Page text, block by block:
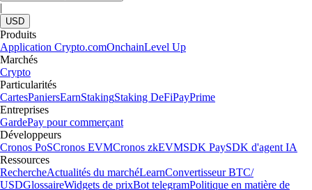
|
USD
Produits
Application Crypto.comOnchainLevel Up
Marchés
Crypto
Particularités
CartesPaniersEarnStakingStaking DeFiPayPrime
Entreprises
GardePay pour commerçant
Développeurs
Cronos PoSCronos EVMCronos zkEVMSDK PaySDK d'agent IA
Ressources
RechercheActualités du marchéLearnConvertisseur BTC/
USDGlossaireWidgets de prixBot telegramPolitique en matière de